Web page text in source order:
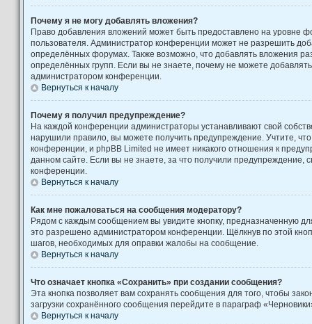
Почему я не могу добавлять вложения?
Право добавления вложений может быть предоставлено на уровне
пользователя. Администратор конференции может не разрешить
определённых форумах. Также возможно, что добавлять вложения
определённых групп. Если вы не знаете, почему не можете
администратором конференции.
Вернуться к началу
Почему я получил предупреждение?
На каждой конференции администраторы устанавливают свой
нарушили правило, вы можете получить предупреждение. Учтите,
конференции, и phpBB Limited не имеет никакого отношения к
данном сайте. Если вы не знаете, за что получили предупреждение,
конференции.
Вернуться к началу
Как мне пожаловаться на сообщения модератору?
Рядом с каждым сообщением вы увидите кнопку, предназначенную
это разрешено администратором конференции. Щёлкнув по этой
шагов, необходимых для оправки жалобы на сообщение.
Вернуться к началу
Что означает кнопка «Сохранить» при создании сообщения?
Эта кнопка позволяет вам сохранять сообщения для того, чтобы
загрузки сохранённого сообщения перейдите в параграф
Вернуться к началу